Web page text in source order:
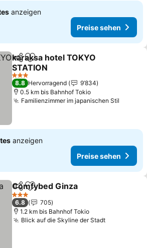
anzeigen
Preise sehen
TeilenZu Favoriten hinzufügen
karaksa hotel TOKYO
STATION
3 Sterne
8.8 Hervorragend
9’834
0.5 km bis Bahnhof Tokio
Familienzimmer im japanischen Stil
anzeigen
Preise sehen
TeilenZu Favoriten hinzufügen
Comfybed Ginza
3 Sterne
6.8
705
1.2 km bis Bahnhof Tokio
Blick auf die Skyline der Stadt